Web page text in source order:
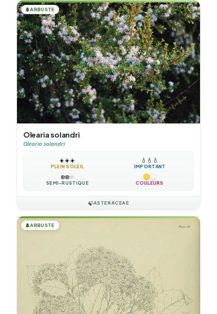
🌲ARBUSTE
Olearia solandri
Olearia solandri
☀️☀️☀️
PLEIN SOLEIL
💧 💧 💧
IMPORTANT
❄️❄️❄️
SEMI-RUSTIQUE COULEURS
🍃ASTERACEAE
🌲ARBUSTE